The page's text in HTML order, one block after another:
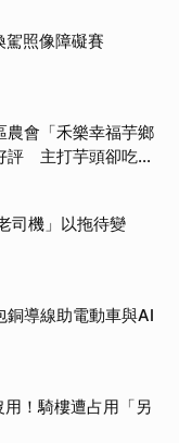
駕照像障礙賽
農會「禾樂幸福芋鄉
評 主打芋頭卻吃不
司機」以拖待變
銅導線助電動車與AI
！騎樓遭占用「另